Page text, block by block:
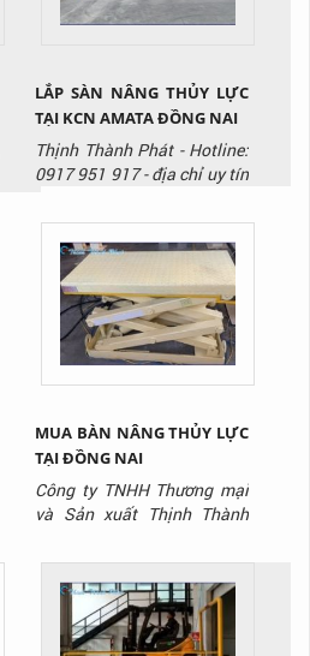
LẮP SÀN NÂNG THỦY LỰC
TẠI KCN AMATA ĐỒNG NAI
Thịnh Thành Phát - Hotline:
0917 951 917 - địa chỉ uy tín
sàn nâng thủy lưc.
MUA BÀN NÂNG THỦY LỰC
TẠI ĐỒNG NAI
Công ty TNHH Thương mại
và Sản xuất Thịnh Thành
xuất dòng sản phẩm bàn
nâng thủy lực chất lượng
nhất trên thị trường hiện
nay.